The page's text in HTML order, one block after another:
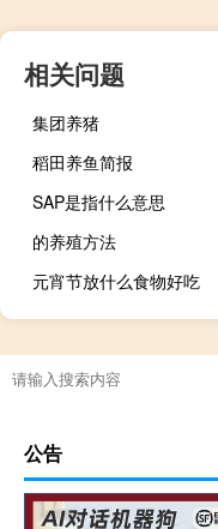
相关问题
集团养猪
稻田养鱼简报
SAP是指什么意思
的养殖方法
元宵节放什么食物好吃
公告